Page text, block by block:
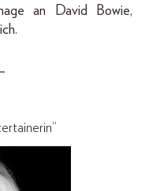
an David Bowie,